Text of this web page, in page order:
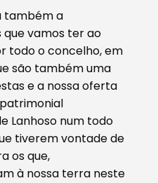
também a
vamos ter ao
todo o concelho, em
são também uma
e a nossa oferta
Lanhoso num todo
tiverem vontade de
os que,
à nossa terra neste